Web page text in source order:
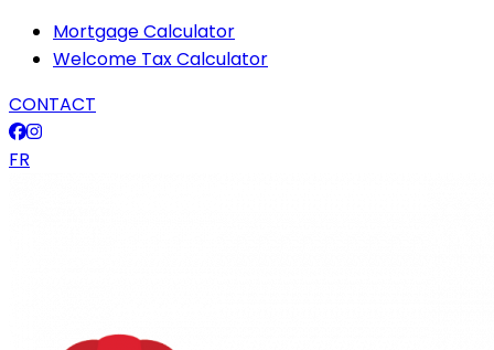
Mortgage Calculator
Welcome Tax Calculator
CONTACT
FR